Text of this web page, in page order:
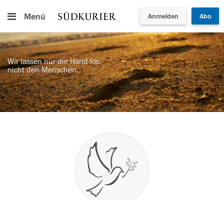
Menü Anmelden Abo
Wir lassen nur die Hand los,
nicht den Menschen.